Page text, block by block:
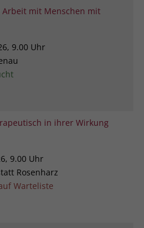
Arbeit mit Menschen mit
9.00 Uhr
in ihrer Wirkung
9.00 Uhr
Rosenharz
Warteliste